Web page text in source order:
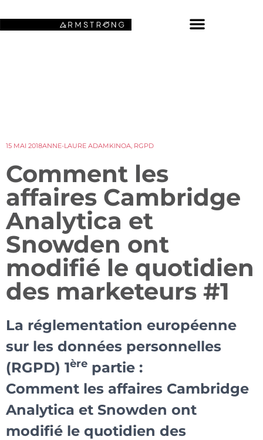
15 MAI 2018ANNE-LAURE ADAMKINOA, RGPD
Comment les
affaires Cambridge
Analytica et
Snowden ont
modifié le quotidien
des marketeurs #1
La réglementation européenne
sur les données personnelles
(RGPD) 1ère partie :
Comment les affaires Cambridge
Analytica et Snowden ont
modifié le quotidien des